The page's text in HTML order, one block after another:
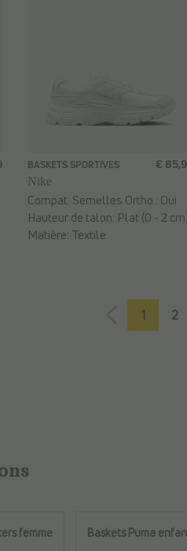
BASKETS SPORTIVES
Nike
€
Compat. Semelles Ortho.: Oui
Hauteur de talon: Plat (0 - 2
Matière: Textile
1 2
femme Baskets Puma